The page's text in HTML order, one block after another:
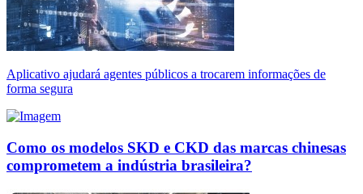
Aplicativo ajudará agentes públicos a trocarem informações de
forma segura
Como os modelos SKD e CKD das marcas chinesas
comprometem a indústria brasileira?